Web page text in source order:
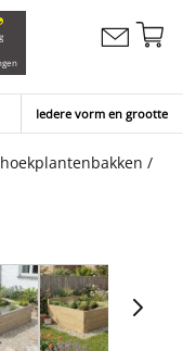
Contacteer
Iedere vorm en grootte
/